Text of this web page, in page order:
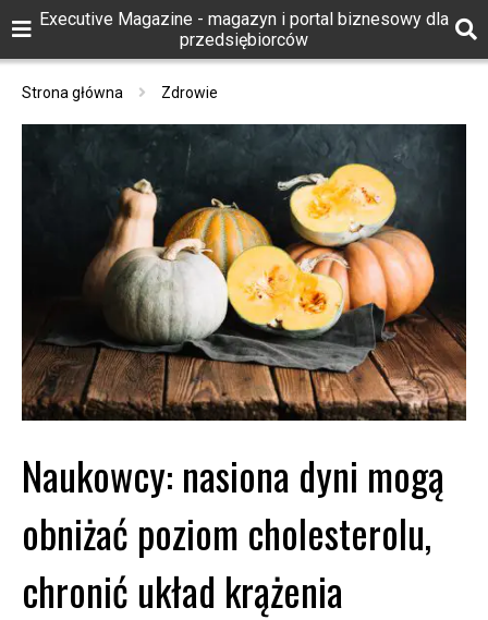
Executive Magazine - magazyn i portal biznesowy dla
przedsiębiorców
Strona główna Zdrowie
Naukowcy: nasiona dyni mogą
obniżać poziom cholesterolu,
chronić układ krążenia